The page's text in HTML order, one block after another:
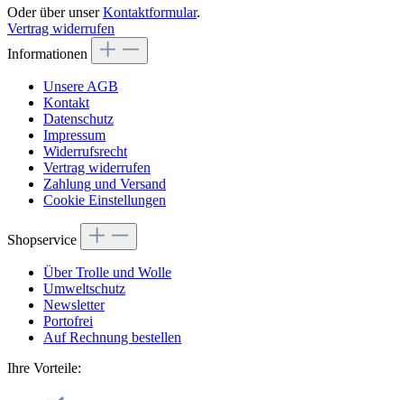
Oder über unserKontaktformular.
Vertrag widerrufen
Informationen
Unsere AGB
Kontakt
Datenschutz
Impressum
Widerrufsrecht
Vertrag widerrufen
Zahlung und Versand
Cookie Einstellungen
Shopservice
Über Trolle und Wolle
Umweltschutz
Newsletter
Portofrei
Auf Rechnung bestellen
Ihre Vorteile: